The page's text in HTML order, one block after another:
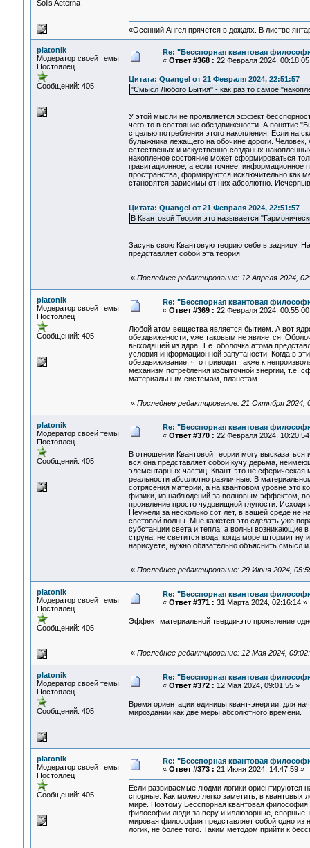
Solis Aeterna
«Осенний Ангел прячется в дождях. В листве
platonik
Модератор своей темы
Постоялец
Сообщений: 405
Re: "Бесспорная квантовая
« Ответ #368 : 22 Февраля 2024,
Цитата: Quangel от 21 Февраля 2024, 22:51:57
"Смысл Любого Бытия" - как раз то самое
У этой мысли не проявляется эффект
чего-то в состояние обездвижености. А понятие
с целью потребления этого накопления. Если на
булыжника лежащего на обочине дороги.
естественых и искуственно-созданых
накопленое состояние может сформироваться
гравитационное, а если точнее,
пространства, формируются исключительно как
становятся зависимы от них абсолютно.
Цитата: Quangel от 21 Февраля 2024, 22:51:57
В Квантовой Теории это называется
Засунь свою Квантовую теорию себе в задницу.
представляет собой эта теория.
« Последнее редактирование: 12 Апреля 2024,
platonik
Модератор своей темы
Постоялец
Сообщений: 405
Re: "Бесспорная квантовая
« Ответ #369 : 22 Февраля 2024,
Любой атом вещества является бытием. А вот
обездвижености, уже таковым не является.
выходящей из ядра. Т.е. оболочка атома
условия информационной запутаности. Когда в
обездвиживание, что приводит также к
механизм потребления избыточной энергии, т.е.
материальным системам, планетам.
« Последнее редактирование: 21 Октября 2024,
platonik
Модератор своей темы
Постоялец
Сообщений: 405
Re: "Бесспорная квантовая
« Ответ #370 : 22 Февраля 2024,
В отношении Квантовой теории могу
вся она представляет собой кучу дерьма,
элементарных частиц. Квант-это не
реальности абсолютно различные. В
сотрясения материи, а на квантовом уровне это
физики, из наблюдений за волновым эффектом,
проявление просто чудовищной глупости.
Неужели за несколько сот лет, в вашей среде не
световой волны. Мне кажется это сделать уже
субстанции света и тепла, а волны возникающие
струна, не светится вода, когда море штормит ну
нарисуете, нужно обязательно объяснить смысл
« Последнее редактирование: 29 Июня 2024,
platonik
Модератор своей темы
Постоялец
Сообщений: 405
Re: "Бесспорная квантовая
« Ответ #371 : 31 Марта 2024, 02:16:14 »
Эффект материальной тверди-это проявление
« Последнее редактирование: 12 Мая 2024,
platonik
Модератор своей темы
Постоялец
Сообщений: 405
Re: "Бесспорная квантовая
« Ответ #372 : 12 Мая 2024, 09:01:55 »
Время ориентации единицы квант-энергии, для
мироздании как две меры абсолютного времени.
platonik
Модератор своей темы
Постоялец
Сообщений: 405
Re: "Бесспорная квантовая
« Ответ #373 : 21 Июня 2024, 14:47:59 »
Если развиваемые людми логики ориентируются
спорные. Как можно легко заметить, в квантовых
мире. Поэтому Бесспорная квантовая философия
философии люди за веру и иллюзорные, спорные
мировая философия представляет собой одно из
логик, не более того. Таким методом прийти к